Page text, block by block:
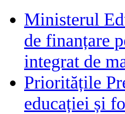
Ministerul
de finanțare
integrat de
Prioritățile
educației și